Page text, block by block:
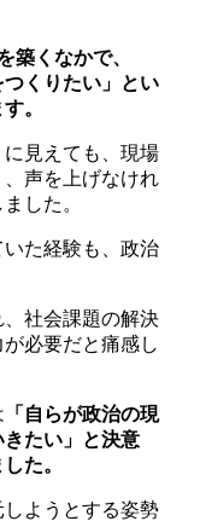
築くなかで、
つくりたい」とい
。
見えても、現場
声を上げなけれ
した。
た経験も、政治
社会課題の解決
必要だと痛感し
「自らが政治の現
たい」と決意
た。
ようとする姿勢